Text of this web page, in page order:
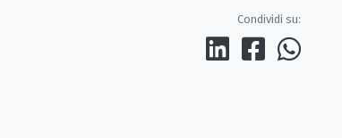
Condividi su: